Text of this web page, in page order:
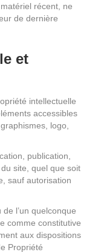
récent, ne
de dernière
et
intellectuelle
accessibles
logo,
publication,
site, quel que soit
sauf autorisation
l’un quelconque
comme constitutive
aux dispositions
Propriété